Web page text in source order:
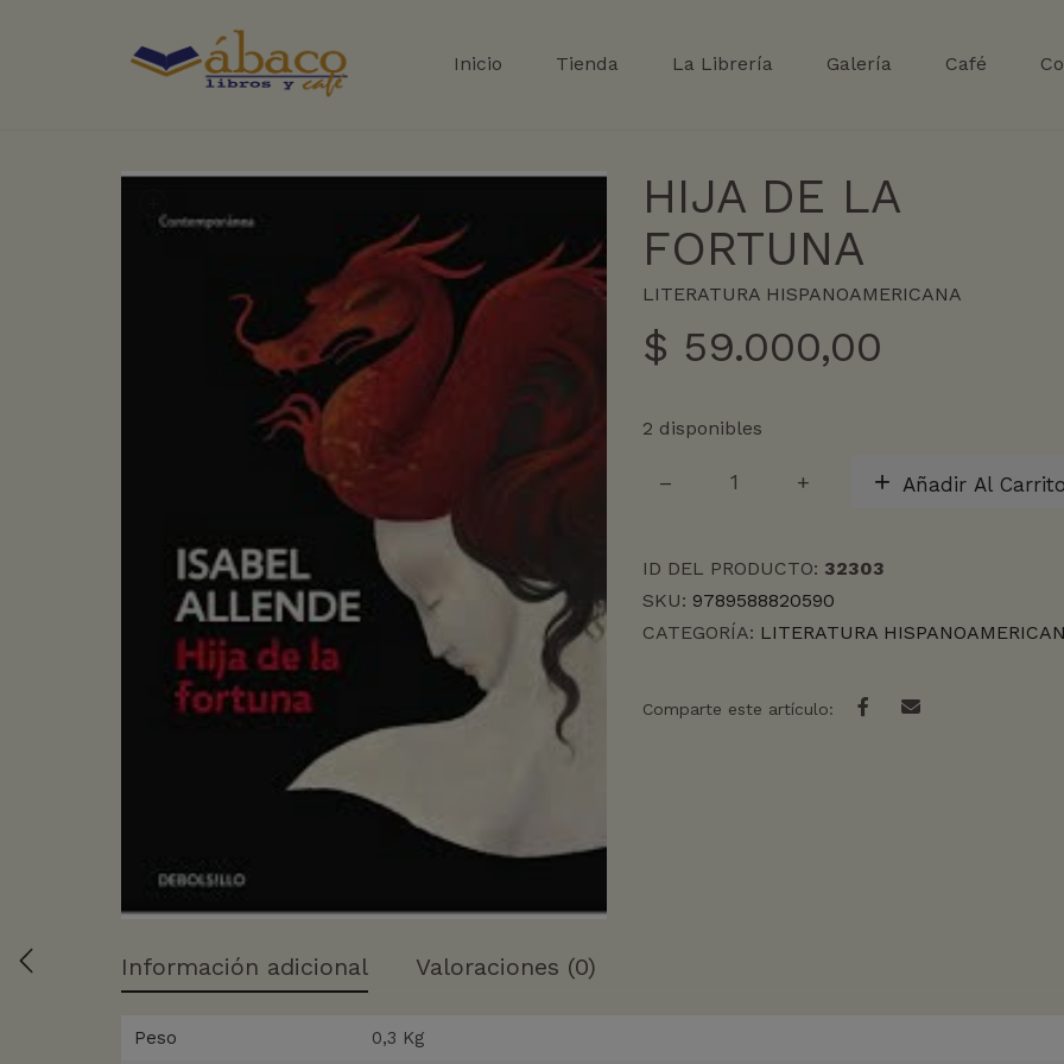
Inicio Tienda La Librería Galería Café
HIJA DE LA
FORTUNA
LITERATURA HISPANOAMERICANA
$ 59.000,00
2 disponibles
DE
cantidad
Añadir Al
ID DEL PRODUCTO: 32303
SKU: 9789588820590
CATEGORÍA: LITERATURA
Comparte este artículo:
Información adicional Valoraciones (0)
Peso 0,3 Kg